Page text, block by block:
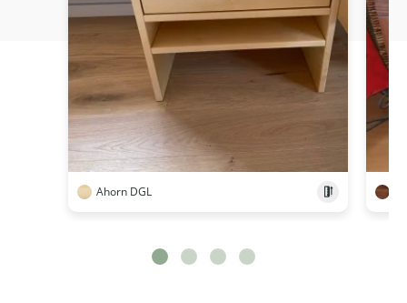
Ahorn DGL